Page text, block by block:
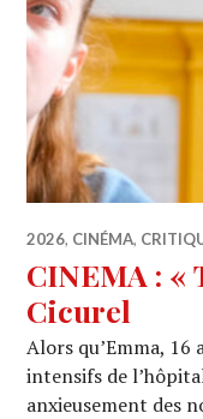
2026, CINÉMA,
CINEMA : «
Cicurel
Alors qu’Emma, 16
intensifs de
anxieusement des